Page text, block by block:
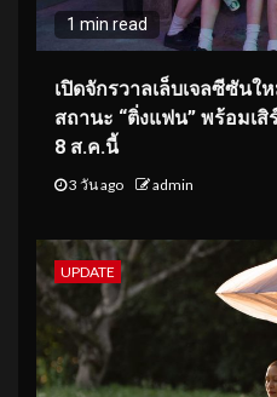
1 min read
เปิดจักรวาลเล็บเจลซีซันใ
สถานะ “ติ่งแฟน” พร้อมเ
8 ส.ค.นี้
3 วัน ago admin
UPDATE